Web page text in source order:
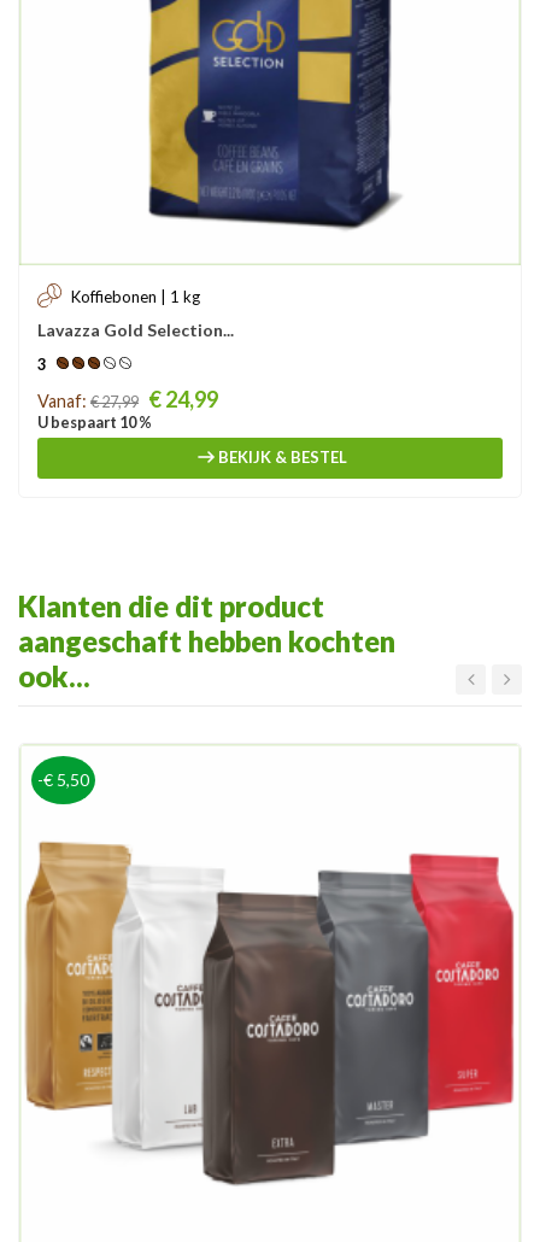
Koffiebonen | 1 kg
Lavazza Gold Selection...
3
Prijs
Vanaf: € 27,99 € 24,99
U bespaart 10 %
BEKIJK & BESTEL
Klanten die dit product
aangeschaft hebben kochten
ook...
-€ 5,50